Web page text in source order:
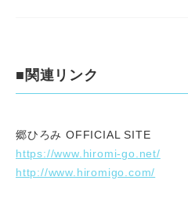
■関連リンク
郷ひろみ OFFICIAL SITE
https://www.hiromi-go.net/
http://www.hiromigo.com/